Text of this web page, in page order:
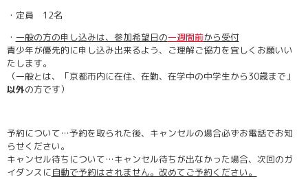
・定員 12名
・ 一般の方の申し込みは、参加希望日の一週間前から受付
青少年が優先的に申し込み出来るよう、ご理解ご協力を宜しくお願いい
たします。
（一般とは、「京都市内に在住、在勤、在学中の中学生から30歳まで」
以外の方です）
予約について…予約を取られた後、キャンセルの場合必ずお電話でお知
らせください。
キャンセル待ちについて…キャンセル待ちが出なかった場合、次回のガ
イダンスに自動で予約はされません。改めてご予約ください。